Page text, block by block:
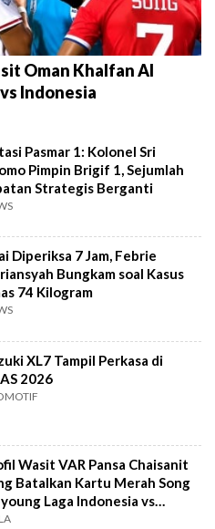
Oman Khalfan Al
Indonesia
Pasmar 1: Kolonel Sri
Pimpin Brigif 1, Sejumlah
Strategis Berganti
Diperiksa 7 Jam, Febrie
Bungkam soal Kasus
74 Kilogram
XL7 Tampil Perkasa di
2026
Wasit VAR Pansa Chaisanit
Batalkan Kartu Merah Song
Laga Indonesia vs